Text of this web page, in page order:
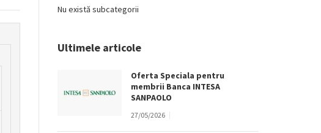
Nu există subcategorii
Ultimele articole
Oferta Speciala pentru
membrii Banca INTESA
SANPAOLO
27/05/2026